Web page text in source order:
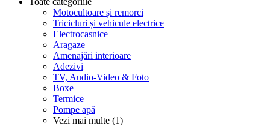
Motocultoare și remorci
Tricicluri și vehicule electrice
Electrocasnice
Aragaze
Amenajări interioare
Adezivi
TV, Audio-Video & Foto
Boxe
Termice
Pompe apă
Vezi mai multe (1)